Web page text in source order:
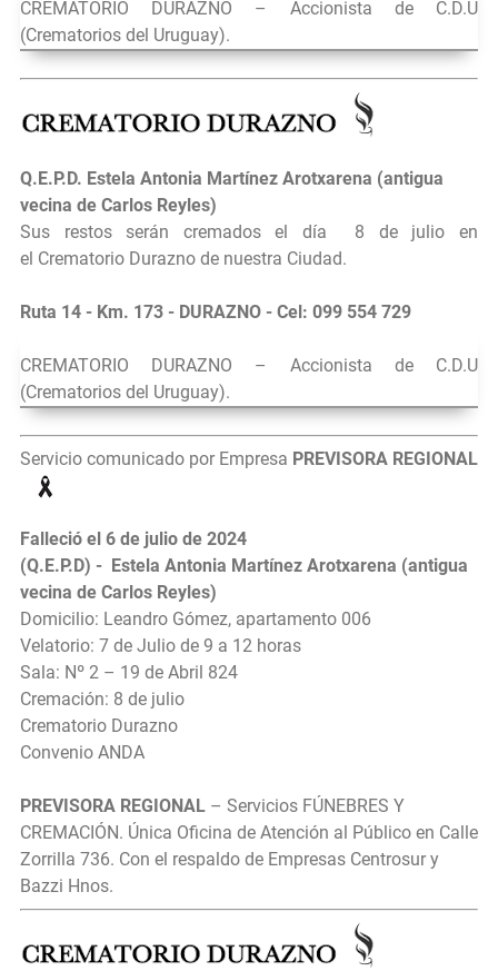
CREMATORIO DURAZNO – Accionista de C.D.U
(Crematorios del Uruguay).
Q.E.P.D. Estela Antonia Martínez Arotxarena (antigua
vecina de Carlos Reyles)
Sus restos serán cremados el día
8 de julio en
el Crematorio Durazno de nuestra Ciudad.
Ruta 14 - Km. 173 - DURAZNO - Cel: 099 554 729
CREMATORIO DURAZNO – Accionista de C.D.U
(Crematorios del Uruguay).
Servicio comunicado por Empresa PREVISORA REGIONAL
Falleció el 6 de julio de 2024
(Q.E.P.D) - Estela Antonia Martínez Arotxarena (antigua
vecina de Carlos Reyles)
Domicilio: Leandro Gómez, apartamento 006
Velatorio: 7 de Julio de 9 a 12 horas
Sala: Nº 2 – 19 de Abril 824
Cremación: 8 de julio
Crematorio Durazno
Convenio ANDA
PREVISORA REGIONAL – Servicios FÚNEBRES Y
CREMACIÓN. Única Oficina de Atención al Público en Calle
Zorrilla 736. Con el respaldo de Empresas Centrosur y
Bazzi Hnos.